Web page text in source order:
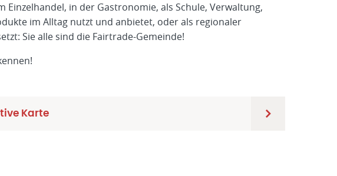
in der Gastronomie, als Schule, Verwaltung,
im Alltag nutzt und anbietet, oder als regionaler
Sie alle sind die Fairtrade-Gemeinde!
Karte